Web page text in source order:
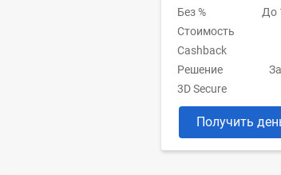
Без %
До
Стоимость
Cashback
Решение
3D Secure
Получить